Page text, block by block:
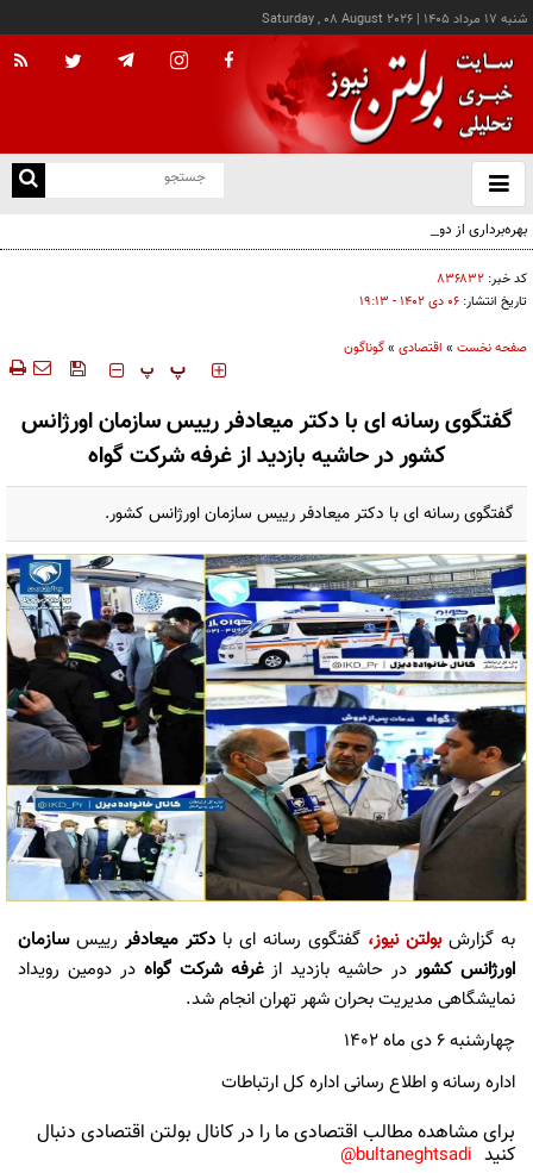
شنبه ۱۷ مرداد ۱۴۰۵ |
Saturday , 08 August 2026
باز
و
بهره‌برداری از دو دستگاه جدید پرس صابون در پاكسان
کد خبر: ۸۳۶۸۳۲
تاریخ انتشار: ۰۶ دی ۱۴۰۲ - ۱۹:۱۳
صفحه نخست » اقتصادی »گوناگون
‍‍‍ پ پ
گفتگوی رسانه ای با دکتر میعادفر رییس سازمان اورژانس
کشور در حاشیه بازدید از غرفه شرکت گواه
گفتگوی رسانه ای با دکتر میعادفر رییس سازمان اورژانس کشور.
به گزارش بولتن نیوز، گفتگوی رسانه ای با دکتر میعادفر رییسسازمان
اورژانس کشوردر حاشیه بازدید ازغرفه شرکت گواه در دومین رویداد
نمایشگاهی مدیریت بحران شهر تهران انجام شد.
چهارشنبه 6 دی ماه 1402
اداره رسانه و اطلاع رسانی اداره کل ارتباطات
برای مشاهده مطالب اقتصادی ما را در کانال بولتن اقتصادی دنبال
کنید bultaneghtsadi@